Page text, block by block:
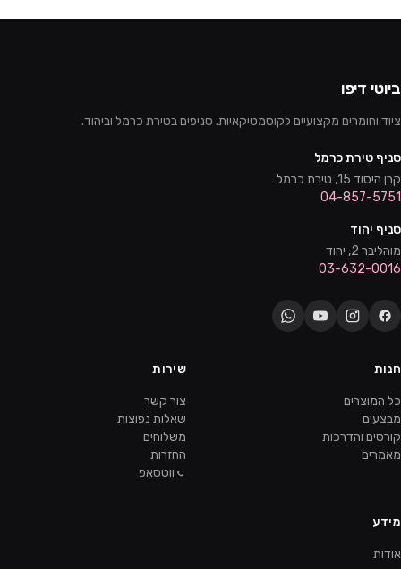
ביוטי דיפו
ציוד וחומרים מקצועיים לקוסמטיקאיות. סניפים בטירת כרמל וביהוד.
סניף טירת כרמל
קרן היסוד 15, טירת כרמל
04-857-5751
סניף יהוד
מוהליבר 2, יהוד
03-632-0016
חנות
כל המוצרים
מבצעים
קורסים והדרכות
מאמרים
שירות
צור קשר
שאלות נפוצות
משלוחים
החזרות
ווטסאפ
מידע
אודות